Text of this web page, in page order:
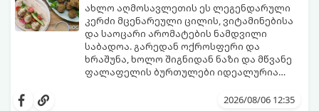
ახლო აღმოსავლეთის ეს ლეგენდარული
კერძი მცენარეული ცილის, ვიტამინებისა
და საოცარი არომატების ნამდვილი
საბადოა. გარედან ოქროსფერი და
ხრაშუნა, ხოლო შიგნიდან ნაზი და მწვანე
ფალაფელის ბურთულები იდეალურია
სალათებთან ერთად ან ტახინის (სესამის)
მდგომარეობს, რომ გამოიყენება2026/08/06 12:35